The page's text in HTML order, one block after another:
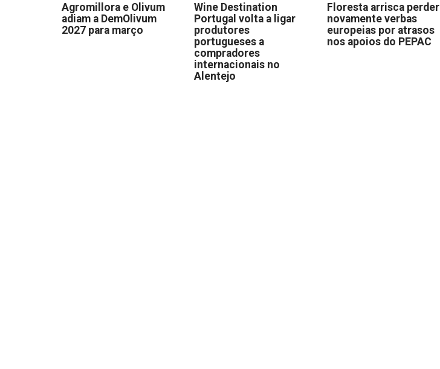
Agromillora e Olivum
adiam a DemOlivum
2027 para março
Wine Destination
Portugal volta a ligar
produtores
portugueses a
compradores
internacionais no
Alentejo
Floresta arrisca perder
novamente verbas
europeias por atrasos
nos apoios do PEPAC